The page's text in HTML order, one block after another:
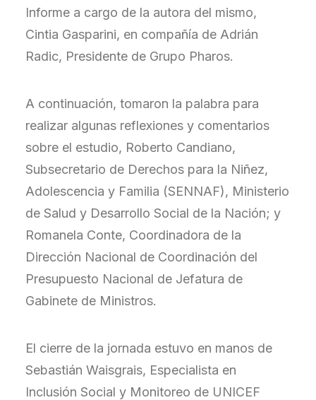
Informe a cargo de la autora del mismo,
Cintia Gasparini, en compañía de Adrián
Radic, Presidente de Grupo Pharos.
A continuación, tomaron la palabra para
realizar algunas reflexiones y comentarios
sobre el estudio, Roberto Candiano,
Subsecretario de Derechos para la Niñez,
Adolescencia y Familia (SENNAF), Ministerio
de Salud y Desarrollo Social de la Nación; y
Romanela Conte, Coordinadora de la
Dirección Nacional de Coordinación del
Presupuesto Nacional de Jefatura de
Gabinete de Ministros.
El cierre de la jornada estuvo en manos de
Sebastián Waisgrais, Especialista en
Inclusión Social y Monitoreo de UNICEF